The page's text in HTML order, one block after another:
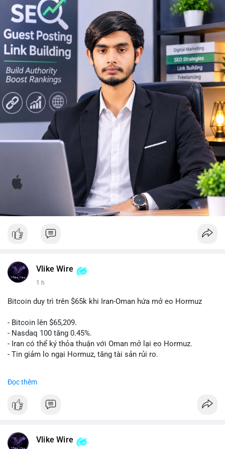
mạnh.
Lời khuyên ngắn gọn cho nhà đầu tư nhỏ lẻ: Theo dõi sát biến
động thanh khoản trên các sàn lớn trong 24-48 giờ tới. Không
nên FOMO hoặc hoảng loạn bán tháo khi thấy lệnh chuyển lớn.
Hãy đặt lệnh dừng lỗ hợp lý và chờ xác nhận xu hướng rõ ràng
trước khi vào lệnh mới.
#10btc #650kusd #chotloinganhan
#tichluydaihan
#btcmempool
Vlike Wire
1 h
Bitcoin duy trì trên $65k khi Iran-Oman hứa mở eo Hormuz
- Bitcoin lên $65,209.
- Nasdaq 100 tăng 0.45%.
- Iran có thể ký thỏa thuận với Oman mở lại eo Hormuz.
- Tin giảm lo ngại Hormuz, tăng tài sản rủi ro.
📰 Nguồn: CoinDesk
Đọc thêm
Vlike Wire